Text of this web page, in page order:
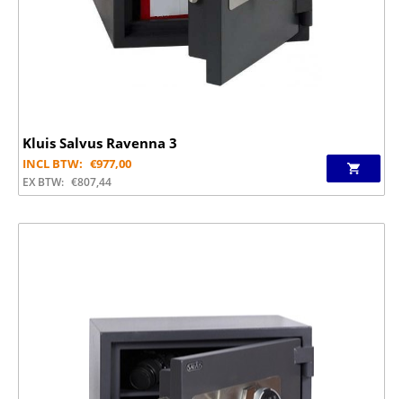
Kluis Salvus Ravenna 3
INCL BTW: €977,00
EX BTW: €807,44